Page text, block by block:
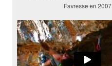
Favresse en 2007